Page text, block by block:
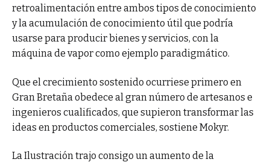
retroalimentación entre ambos tipos de conocimiento
y la acumulación de conocimiento útil que podría
usarse para producir bienes y servicios, con la
máquina de vapor como ejemplo paradigmático.
Que el crecimiento sostenido ocurriese primero en
Gran Bretaña obedece al gran número de artesanos e
ingenieros cualificados, que supieron transformar las
ideas en productos comerciales, sostiene Mokyr.
La Ilustración trajo consigo un aumento de la